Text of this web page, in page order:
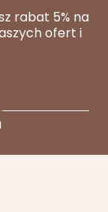
rabat 5% na
ofert i